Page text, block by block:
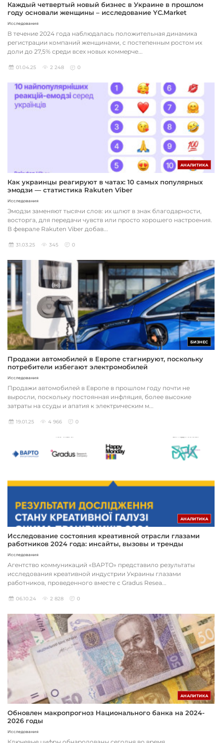
Каждый четвертый новый бизнес в Украине в прошлом
году основали женщины – исследование YC.Market
Исследования
В течение 2024 года наблюдалась положительная динамика
регистрации компаний женщинами, с постепенным ростом их
доли до 27,5% среди всех новых коммерче...
01.04.25 2 248 0
АНАЛИТИКА
Как украинцы реагируют в чатах: 10 самых популярных
эмодзи — статистика Rakuten Viber
Исследования
Эмодзи заменяют тысячи слов: их шлют в знак благодарности,
восторга, для передачи чувств или просто хорошего настроения.
В феврале Rakuten Viber добав...
31.03.25 345 0
БИЗНЕС
Продажи автомобилей в Европе стагнируют, поскольку
потребители избегают электромобилей
Исследования
Продажи автомобилей в Европе в прошлом году почти не
выросли, поскольку постоянная инфляция, более высокие
затраты на ссуды и апатия к электрическим м...
19.01.25 4 966 0
АНАЛИТИКА
Исследование состояния креативной отрасли глазами
работников 2024 года: инсайты, вызовы и тренды
Исследования
Агентство коммуникаций «ВАРТО» представило результаты
исследования креативной индустрии Украины глазами
работников, проведенного вместе с Gradus Resea...
06.10.24 2 828 0
АНАЛИТИКА
Обновлен макропрогноз Национального банка на 2024-
2026 годы
Исследования